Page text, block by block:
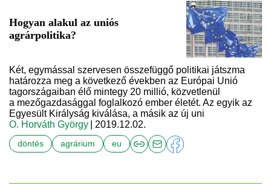
Hogyan alakul az uniós
agrárpolitika?
Két, egymással szervesen összefüggő politikai játszma
határozza meg a következő években az Európai Unió
tagországaiban élő mintegy 20 millió, közvetlenül
a mezőgazdasággal foglalkozó ember életét. Az egyik az
Egyesült Királyság kiválása, a másik az új uni
O. Horváth György
| 2019.12.02.
döntés agrárium eu